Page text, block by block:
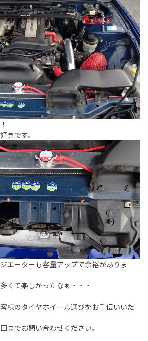
きです。
エーターも容量アップで余裕がありま
くて楽しかったなぁ・・・
様のタイヤホイール選びをお手伝いいた
までお問い合わせください。